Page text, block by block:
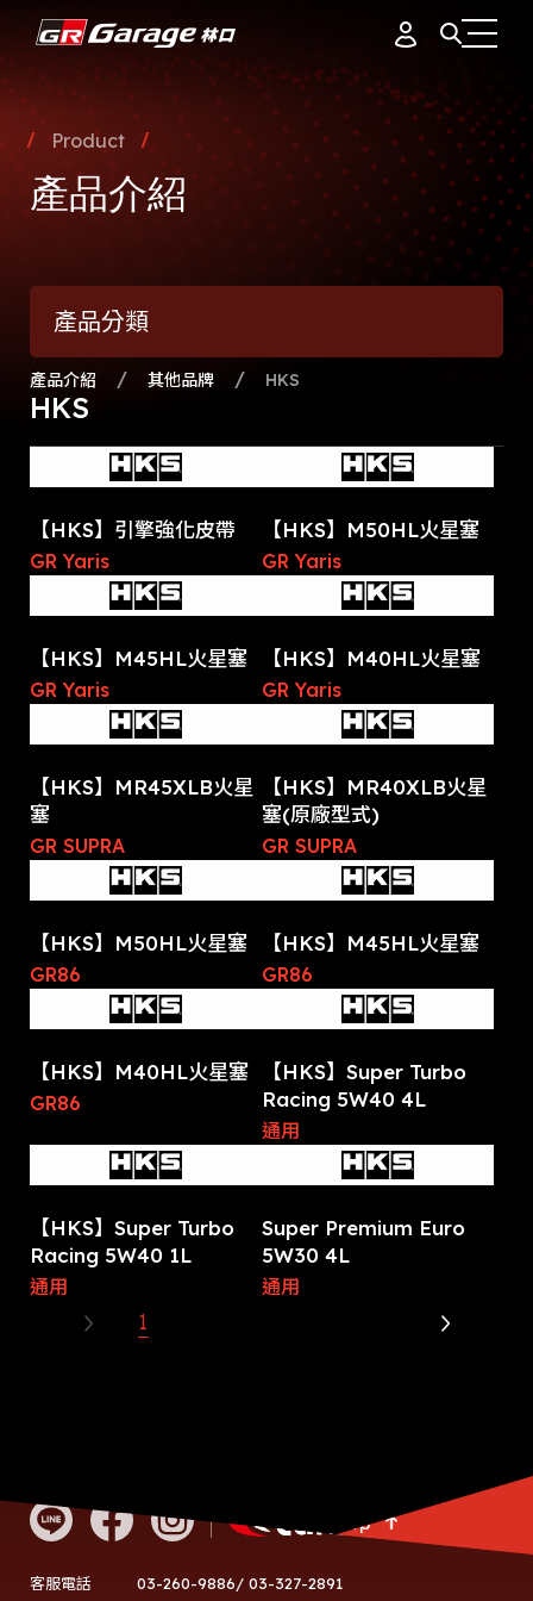
據點簡介
品牌故事
專業團隊
會員制度
最新消息
會員資料
訂單紀錄
通知中心
登出
Product
產品介紹
產品分類
產品介紹 其他品牌 HKS
HKS
【HKS】引擎強化皮帶
GR Yaris
【HKS】M50HL火星塞
GR Yaris
【HKS】M45HL火星塞
GR Yaris
【HKS】M40HL火星塞
GR Yaris
【HKS】MR45XLB火星
塞
GR SUPRA
【HKS】MR40XLB火星
塞(原廠型式)
GR SUPRA
【HKS】M50HL火星塞
GR86
【HKS】M45HL火星塞
GR86
【HKS】M40HL火星塞
GR86
【HKS】Super Turbo
Racing 5W40 4L
通用
【HKS】Super Turbo
Racing 5W40 1L
通用
Super Premium Euro
5W30 4L
通用
1
客服電話 03-260-9886/ 03-327-2891
Go Top